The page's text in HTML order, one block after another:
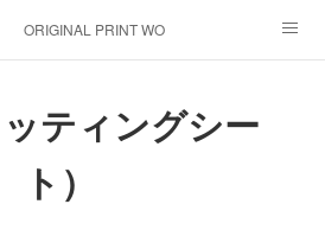
ORIGINAL PRINT WORK SHOP
プリント DTF転写プリント
華転写プリント
ティングシー
ト）